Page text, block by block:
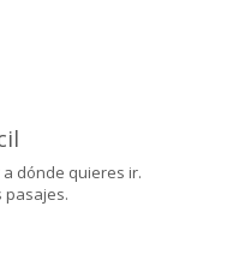
dónde quieres ir.
pasajes.